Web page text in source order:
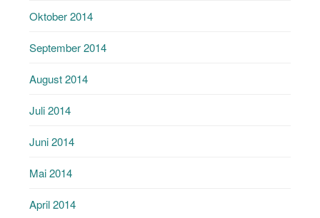
Oktober 2014
September 2014
August 2014
Juli 2014
Juni 2014
Mai 2014
April 2014